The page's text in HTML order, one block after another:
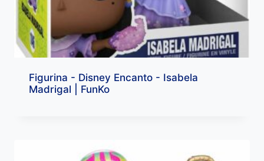
Figurina - Disney Encanto - Isabela
Madrigal | FunKo